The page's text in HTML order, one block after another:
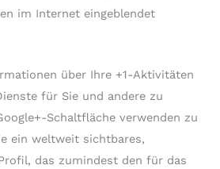
im Internet eingeblendet
über Ihre +1-Aktivitäten
für Sie und andere zu
Schaltfläche verwenden zu
ein weltweit sichtbares,
das zumindest den für das